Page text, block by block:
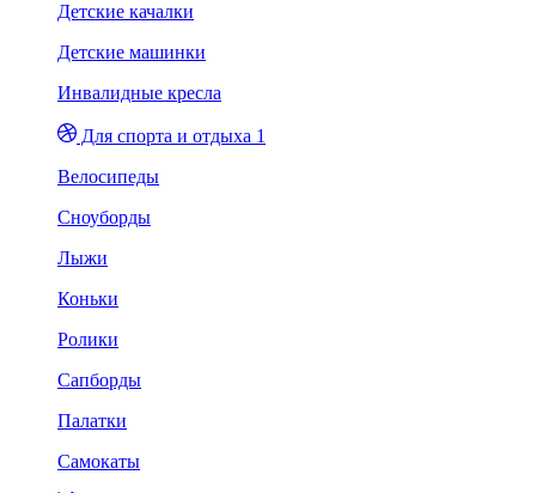
Детские качалки
Детские машинки
Инвалидные кресла
Для спорта и отдыха 1
Велосипеды
Сноуборды
Лыжи
Коньки
Ролики
Сапборды
Палатки
Самокаты